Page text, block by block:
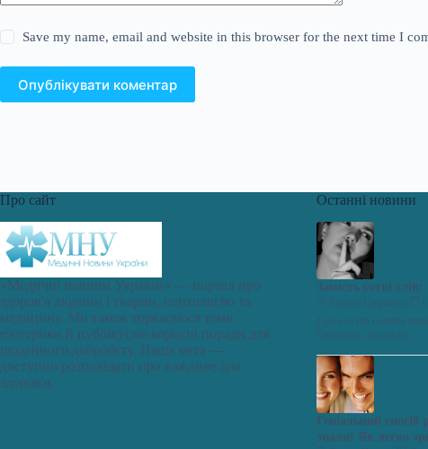
Save my name, email and website in this browser for the next time I
Опублікувати коментар
Про сайт
«Медичні новини України» — портал про
здоров'я людини і тварин, психологію та
медицину. Ми також торкаємося теми
езотерики й публікуємо корисні поради для
щоденного добробуту. Наша мета —
доступно розповідати про важливе для
здоров'я.
Останні новини
Замість сотні
Геніальний
знали! Як легко